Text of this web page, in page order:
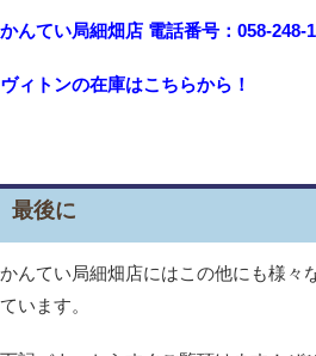
かんてい局細畑店 電話番号：058-248-
ヴィトンの在庫はこちらから！
最後に
かんてい局細畑店にはこの他にも様々
ています。